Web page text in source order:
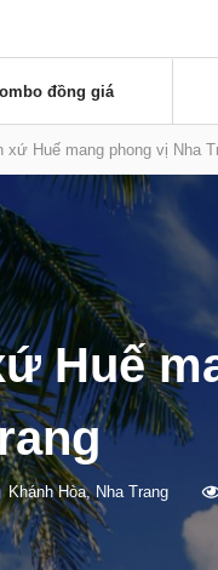
đồng giá
xứ Huế mang phong vị Nha
Huế
Khánh Hòa, Nha Trang